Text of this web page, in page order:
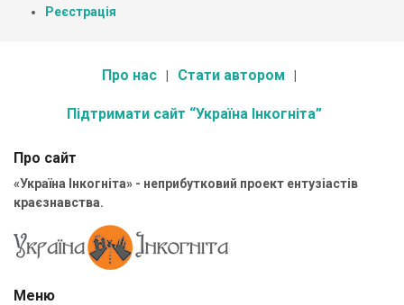
Реєстрація
Про нас Стати автором
Підтримати сайт “Україна Інкогніта”
Про сайт
«Україна Інкогніта» - неприбутковий проект ентузіастів
краєзнавства.
Меню